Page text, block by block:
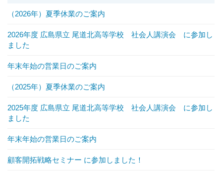
（2026年）夏季休業のご案内
2026年度 広島県立 尾道北高等学校 社会人講演会 に参加し
ました
年末年始の営業日のご案内
（2025年）夏季休業のご案内
2025年度 広島県立 尾道北高等学校 社会人講演会 に参加し
ました
年末年始の営業日のご案内
顧客開拓戦略セミナー に参加しました！